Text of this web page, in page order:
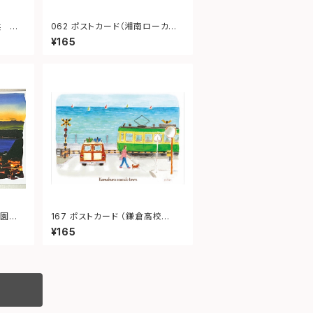
062 ポストカード（湘南ローカル
ステーション）
¥165
167 ポストカード （鎌倉高校
前）“Kamakura Seaside Tow
n.”
¥165